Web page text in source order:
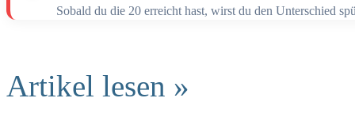
Sobald du die 20 erreicht hast, wirst du den Unterschied
Artikel lesen »